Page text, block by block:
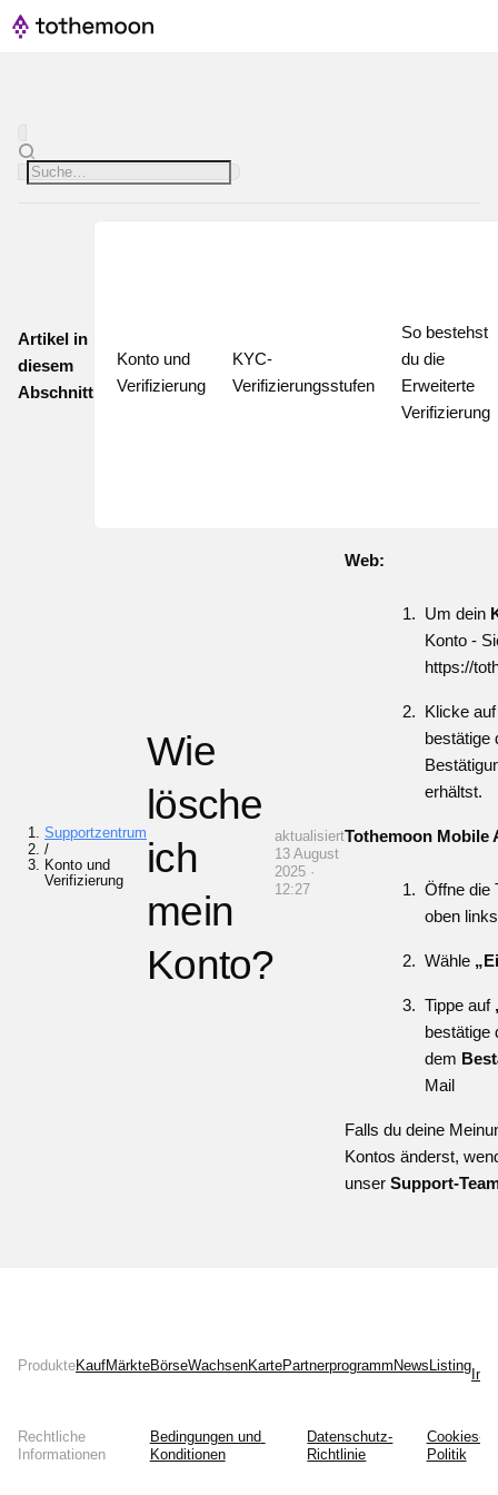
Artikel in
diesem
Abschnitt
Konto und
Verifizierung
KYC-
Verifizierungsstufen
So bestehst
du die
Erweiterte
Verifizierung
Supportzentrum
/
Konto und
Verifizierung
Wie
lösche
ich
mein
Konto?
aktualisiert
13 August
2025 ·
12:27
Web:
Um dein
Konto -
https://
Klicke auf
bestätige
erhältst.
Tothemoon Mobile
Öffne die
oben
Wähle
Tippe auf
bestätige
dem
Mail
Falls du deine
Kontos änderst,
unser Support-
ProdukteKaufMärkteBörseWachsenKartePartnerprogramm News Listing
Rechtliche
Informationen
Bedingungen und
Konditionen
Datenschutz-
Richtlinie
Cookies-
Politik